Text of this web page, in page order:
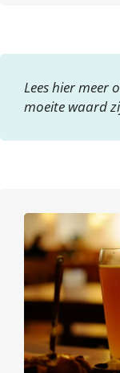
Lees hier meer
moeite waard